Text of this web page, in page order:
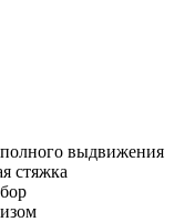
выдвижения
стяжка